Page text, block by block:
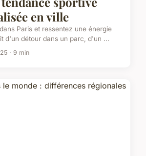
en ville
Paris et ressentez une énergie
d'un détour dans un parc, d'un ...
· 9 min